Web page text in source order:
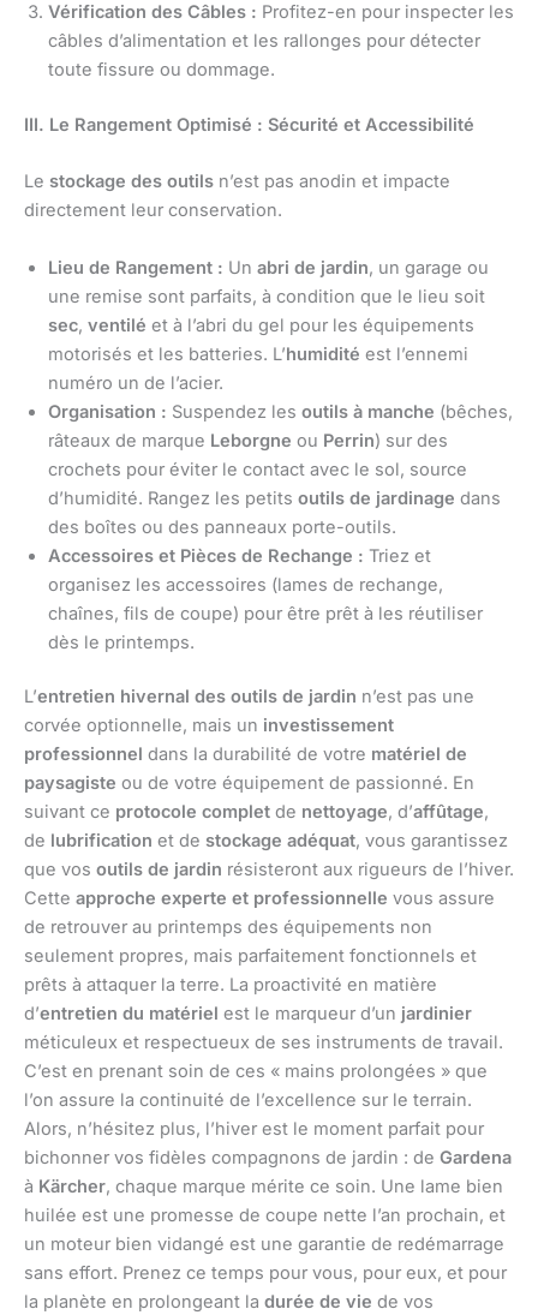
Vérification des Câbles : Profitez-en pour inspecter les
câbles d’alimentation et les rallonges pour détecter
toute fissure ou dommage.
III. Le Rangement Optimisé : Sécurité et Accessibilité
Le stockage des outils n’est pas anodin et impacte
directement leur conservation.
Lieu de Rangement : Un abri de jardin, un garage ou
une remise sont parfaits, à condition que le lieu soit
sec, ventilé et à l’abri du gel pour les équipements
motorisés et les batteries. L’humidité est l’ennemi
numéro un de l’acier.
Organisation : Suspendez les outils à manche (bêches,
râteaux de marque Leborgne ou Perrin) sur des
crochets pour éviter le contact avec le sol, source
d’humidité. Rangez les petits outils de jardinage dans
des boîtes ou des panneaux porte-outils.
Accessoires et Pièces de Rechange : Triez et
organisez les accessoires (lames de rechange,
chaînes, fils de coupe) pour être prêt à les réutiliser
dès le printemps.
L’entretien hivernal des outils de jardin n’est pas une
corvée optionnelle, mais un investissement
professionnel dans la durabilité de votre matériel de
paysagiste ou de votre équipement de passionné. En
suivant ce protocole complet de nettoyage, d’affûtage,
de lubrification et de stockage adéquat, vous garantissez
que vos outils de jardin résisteront aux rigueurs de l’hiver.
Cette approche experte et professionnelle vous assure
de retrouver au printemps des équipements non
seulement propres, mais parfaitement fonctionnels et
prêts à attaquer la terre. La proactivité en matière
d’entretien du matériel est le marqueur d’un jardinier
méticuleux et respectueux de ses instruments de travail.
C’est en prenant soin de ces « mains prolongées » que
l’on assure la continuité de l’excellence sur le terrain.
Alors, n’hésitez plus, l’hiver est le moment parfait pour
bichonner vos fidèles compagnons de jardin : de Gardena
à Kärcher, chaque marque mérite ce soin. Une lame bien
huilée est une promesse de coupe nette l’an prochain, et
un moteur bien vidangé est une garantie de redémarrage
sans effort. Prenez ce temps pour vous, pour eux, et pour
la planète en prolongeant la durée de vie de vos